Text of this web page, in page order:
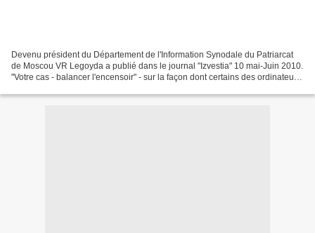
Devenu président du Département de l'Information Synodale du Patriarcat
de Moscou VR Legoyda a publié dans le journal "Izvestia" 10 mai-Juin 2010.
"Votre cas - balancer l'encensoir" - sur la façon dont certains des ordinateurs